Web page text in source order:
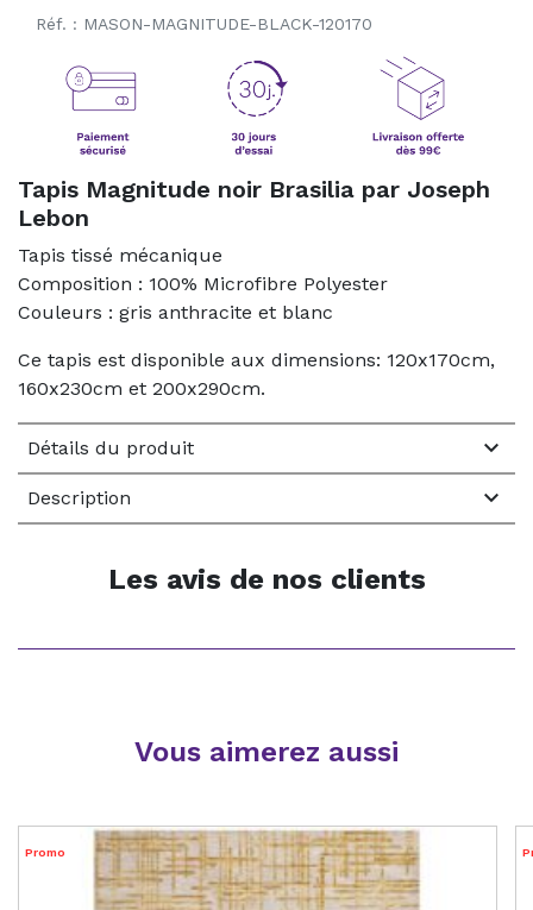
Réf. : MASON-MAGNITUDE-BLACK-120170
Tapis Magnitude noir Brasilia par Joseph
Lebon
Tapis tissé mécanique
Composition : 100% Microfibre Polyester
Couleurs : gris anthracite et blanc
Ce tapis est disponible aux dimensions: 120x170cm,
160x230cm et 200x290cm.
Détails du produit 
Description 
Les avis de nos clients
Vous aimerez aussi
Promo